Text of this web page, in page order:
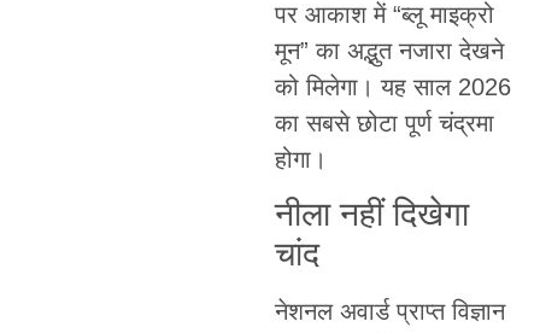
पर आकाश में “ब्लू माइक्रो
मून” का अद्भुत नजारा देखने
को मिलेगा। यह साल 2026
का सबसे छोटा पूर्ण चंद्रमा
होगा।
नीला नहीं दिखेगा
चांद
नेशनल अवार्ड प्राप्त विज्ञान